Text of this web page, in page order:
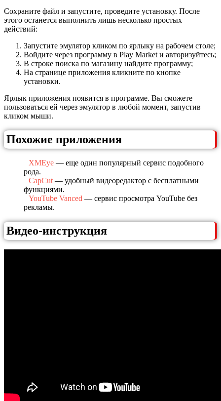
Сохраните файл и запустите, проведите установку. После
этого останется выполнить лишь несколько простых
действий:
Запустите эмулятор кликом по ярлыку на рабочем столе;
Войдите через программу в Play Market и авторизуйтесь;
В строке поиска по магазину найдите программу;
На странице приложения кликните по кнопке
установки.
Ярлык приложения появится в программе. Вы сможете
пользоваться ей через эмулятор в любой момент, запустив
кликом мыши.
Похожие приложения
XMEye — еще один популярный сервис подобного
рода.
CapCut — удобный видеоредактор с бесплатными
функциями.
YouTube Vanced — сервис просмотра YouTube без
рекламы.
Видео-инструкция